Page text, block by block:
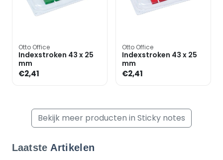
Otto Office
Indexstroken 43 x 25
mm
€2,41
Otto Office
Indexstroken 43 x 25
mm
€2,41
Bekijk meer producten in Sticky notes
Laatste Artikelen